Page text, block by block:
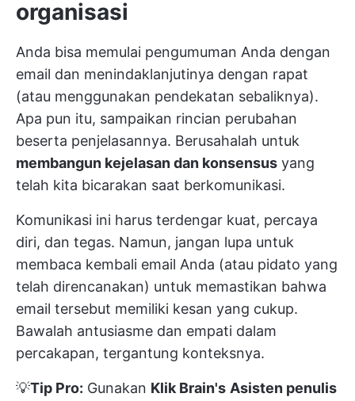
organisasi
Anda bisa memulai pengumuman Anda dengan
email dan menindaklanjutinya dengan rapat
(atau menggunakan pendekatan sebaliknya).
Apa pun itu, sampaikan rincian perubahan
beserta penjelasannya. Berusahalah untuk
membangun kejelasan dan konsensus yang
telah kita bicarakan saat berkomunikasi.
Komunikasi ini harus terdengar kuat, percaya
diri, dan tegas. Namun, jangan lupa untuk
membaca kembali email Anda (atau pidato yang
telah direncanakan) untuk memastikan bahwa
email tersebut memiliki kesan yang cukup.
Bawalah antusiasme dan empati dalam
percakapan, tergantung konteksnya.
💡Tip Pro: Gunakan Klik Brain's Asisten penulis